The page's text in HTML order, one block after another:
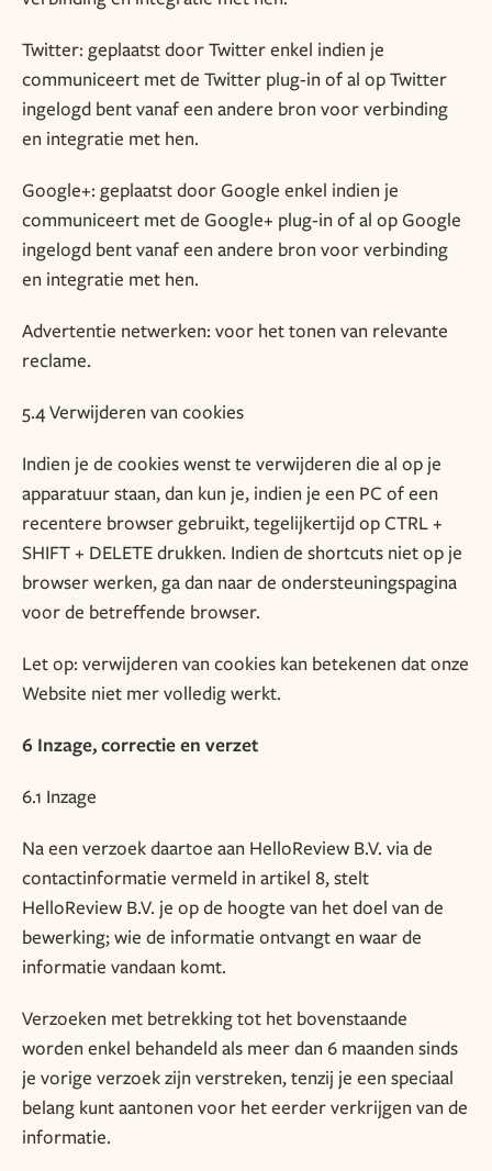
Twitter: geplaatst door Twitter enkel indien je
communiceert met de Twitter plug-in of al op Twitter
ingelogd bent vanaf een andere bron voor verbinding
en integratie met hen.
Google+: geplaatst door Google enkel indien je
communiceert met de Google+ plug-in of al op Google
ingelogd bent vanaf een andere bron voor verbinding
en integratie met hen.
Advertentie netwerken: voor het tonen van relevante
reclame.
5.4 Verwijderen van cookies
Indien je de cookies wenst te verwijderen die al op je
apparatuur staan, dan kun je, indien je een PC of een
recentere browser gebruikt, tegelijkertijd op CTRL +
SHIFT + DELETE drukken. Indien de shortcuts niet op je
browser werken, ga dan naar de ondersteuningspagina
voor de betreffende browser.
Let op: verwijderen van cookies kan betekenen dat onze
Website niet mer volledig werkt.
6 Inzage, correctie en verzet
6.1 Inzage
Na een verzoek daartoe aan HelloReview B.V. via de
contactinformatie vermeld in artikel 8, stelt
HelloReview B.V. je op de hoogte van het doel van de
bewerking; wie de informatie ontvangt en waar de
informatie vandaan komt.
Verzoeken met betrekking tot het bovenstaande
worden enkel behandeld als meer dan 6 maanden sinds
je vorige verzoek zijn verstreken, tenzij je een speciaal
belang kunt aantonen voor het eerder verkrijgen van de
informatie.